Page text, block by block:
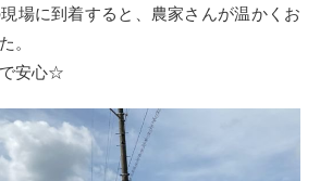
場に到着すると、農家さんが温かくお
。
安心☆